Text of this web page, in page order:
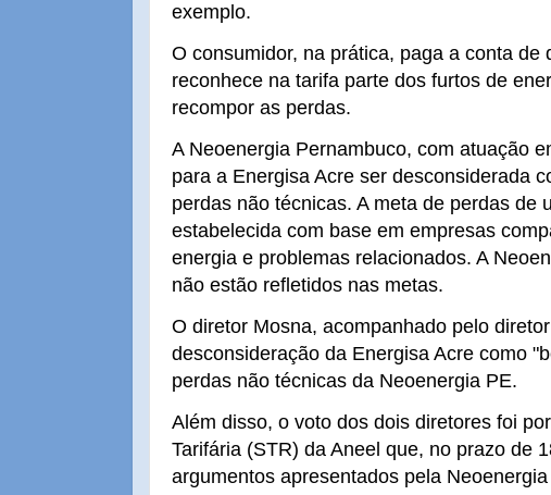
exemplo.
O consumidor, na prática, paga a conta de
reconhece na tarifa parte dos furtos de
recompor as perdas.
A Neoenergia Pernambuco, com atuação
para a Energisa Acre ser desconsiderada
perdas não técnicas. A meta de perdas de
estabelecida com base em empresas
energia e problemas relacionados. A
não estão refletidos nas metas.
O diretor Mosna, acompanhado pelo
desconsideração da Energisa Acre como
perdas não técnicas da Neoenergia PE.
Além disso, o voto dos dois diretores foi
Tarifária (STR) da Aneel que, no prazo de
argumentos apresentados pela